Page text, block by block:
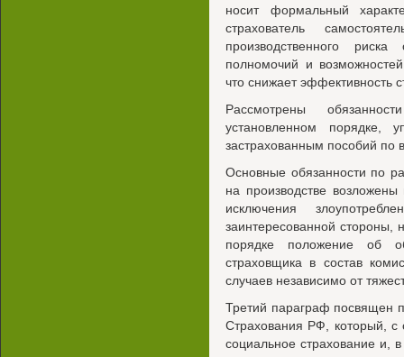
носит формальный
страхователь
производственного
полномочий и
что снижает эффективность
Рассмотрены
установленном порядке,
застрахованным пособий по
Основные обязанности по
на производстве
исключения
заинтересованной стороны,
порядке положение об
страховщика в состав
случаев независимо от
Третий параграф посвящен
Страхования РФ, который, с
социальное страхование и, в